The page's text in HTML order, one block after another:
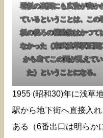
看板の裏面にも広告が書か
ているということは、この
板の後ろの構造物はかつて
なかった（東武浅草駅正面
から出てこの面が見えてい
た）ということになる。
1955 (昭和30)年に浅草
駅から地下街へ直接入
ある（6番出口は明らか